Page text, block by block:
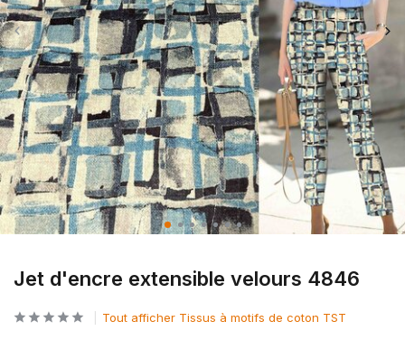
Jet d'encre extensible velours 4846
Tout afficher Tissus à motifs de coton TST